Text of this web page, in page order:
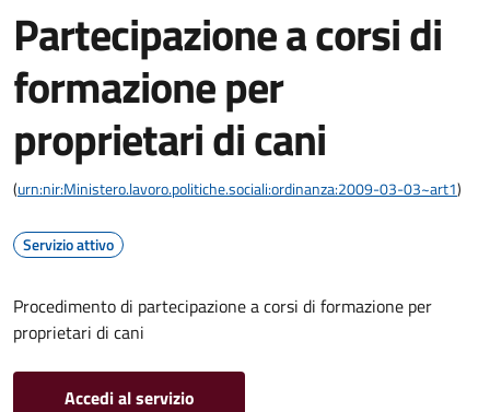
Partecipazione a corsi di
formazione per
proprietari di cani
(urn:nir:Ministero.lavoro.politiche.sociali:ordinanza:2009-03-03~art1)
Servizio attivo
Procedimento di partecipazione a corsi di formazione per
proprietari di cani
Accedi al servizio